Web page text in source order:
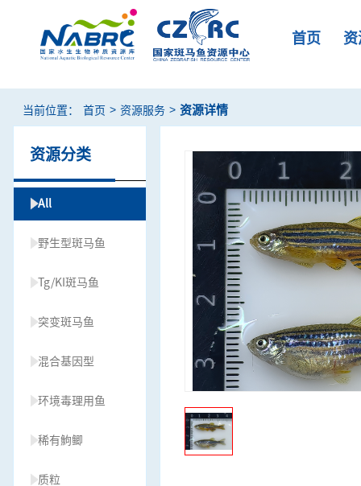
首页
当前位置： 首页 > 资源服务 > 资源详情
资源分类
All
野生型斑马鱼
Tg/KI斑马鱼
突变斑马鱼
混合基因型
环境毒理用鱼
稀有鮈鲫
质粒